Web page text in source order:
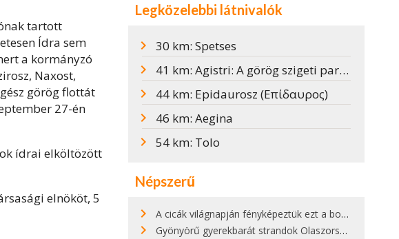
tartott
Ídra sem
a kormányzó
Naxost,
görög flottát
27-én
ídrai elköltözött
elnököt, 5
Legközelebbi látnivalók
30 km: Spetses
41 km: Agistri: A görög szigeti paradicsom egy kőhajításnyira Athéntól
44 km: Epidaurosz (Επίδαυρος)
46 km: Aegina
54 km: Tolo
Népszerű
A cicák világnapján fényképeztük ezt a bokor alatt hűsölő cicát Kisorosziban
Gyönyörű gyerekbarát strandok Olaszországban - megmutatjuk a 15 legjobbat